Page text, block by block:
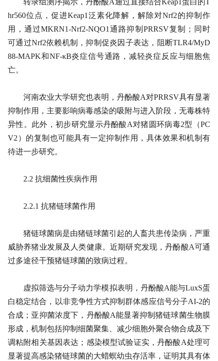
转录组测序揭示，丹酚酸A通过直接结合Keap1蛋白的T
hr560位点，促进Keap1泛素化降解，解除对Nrf2的抑制作
用，通过MKRN1-Nrf2-NQO1通路抑制PRRSV复制；同时
可通过Nrf2依赖机制，抑制促炎因子表达，阻断TLR4/MyD
88-MAPK和NF-κB炎症信号通路，减轻炎症反应与细胞焦
亡。
河南农业大学研究也表明，丹酚酸A对PRRSV具有显著
抑制作用，主要影响病毒感染的吸附与进入阶段，无毒株特
异性。此外，初步研究显示丹酚酸A对猪圆环病毒2型（PC
V2）的复制也可能具有一定抑制作用，具体效果和机制有
待进一步研究。
2.2 抗细菌性疾病作用
2.2.1 抗猪链球菌作用
猪链球菌病是由猪链球菌引起的人畜共患传染病，严重
威胁养猪业发展及人类健康。近期研究发现，丹酚酸A可通
过多途径干预猪链球菌的致病过程。
虚拟筛选与分子动力学模拟表明，丹酚酸A能与LuxS蛋
白稳定结合，以非竞争性方式抑制群体感应信号分子AI-2的
合成；亚抑菌浓度下，丹酚酸A能显著抑制猪链球菌生物膜
形成，机制包括抑制细菌聚集、减少细胞外聚合物合成及下
调粘附相关基因表达；感染模型试验证实，丹酚酸A处理可
显著提高感染猪链球菌的大蜡螟幼虫存活率，证明其具有体